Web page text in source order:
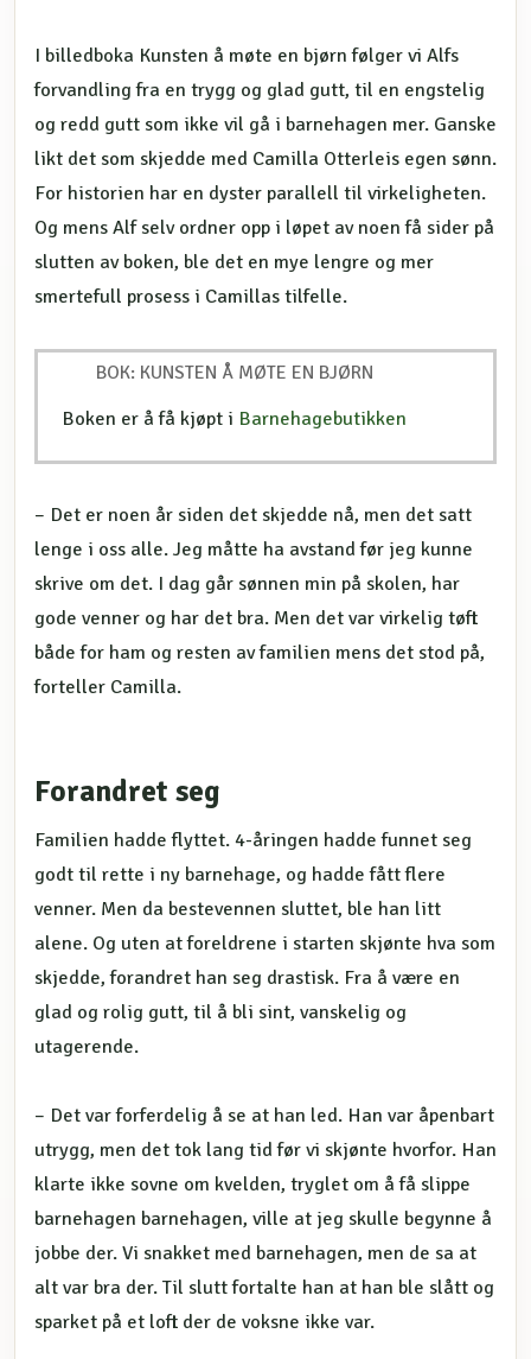
I billedboka Kunsten å møte en bjørn følger vi Alfs
forvandling fra en trygg og glad gutt, til en engstelig
og redd gutt som ikke vil gå i barnehagen mer. Ganske
likt det som skjedde med Camilla Otterleis egen sønn.
For historien har en dyster parallell til virkeligheten.
Og mens Alf selv ordner opp i løpet av noen få sider på
slutten av boken, ble det en mye lengre og mer
smertefull prosess i Camillas tilfelle.
BOK: KUNSTEN Å MØTE EN BJØRN
Boken er å få kjøpt i Barnehagebutikken
– Det er noen år siden det skjedde nå, men det satt
lenge i oss alle. Jeg måtte ha avstand før jeg kunne
skrive om det. I dag går sønnen min på skolen, har
gode venner og har det bra. Men det var virkelig tøft
både for ham og resten av familien mens det stod på,
forteller Camilla.
Forandret seg
Familien hadde flyttet. 4-åringen hadde funnet seg
godt til rette i ny barnehage, og hadde fått flere
venner. Men da bestevennen sluttet, ble han litt
alene. Og uten at foreldrene i starten skjønte hva som
skjedde, forandret han seg drastisk. Fra å være en
glad og rolig gutt, til å bli sint, vanskelig og
utagerende.
– Det var forferdelig å se at han led. Han var åpenbart
utrygg, men det tok lang tid før vi skjønte hvorfor. Han
klarte ikke sovne om kvelden, tryglet om å få slippe
barnehagen barnehagen, ville at jeg skulle begynne å
jobbe der. Vi snakket med barnehagen, men de sa at
alt var bra der. Til slutt fortalte han at han ble slått og
sparket på et loft der de voksne ikke var.